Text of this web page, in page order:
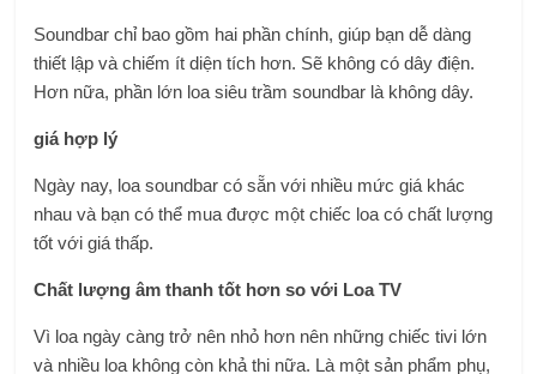
Soundbar chỉ bao gồm hai phần chính, giúp bạn dễ dàng
thiết lập và chiếm ít diện tích hơn. Sẽ không có dây điện.
Hơn nữa, phần lớn loa siêu trầm soundbar là không dây.
giá hợp lý
Ngày nay, loa soundbar có sẵn với nhiều mức giá khác
nhau và bạn có thể mua được một chiếc loa có chất lượng
tốt với giá thấp.
Chất lượng âm thanh tốt hơn so với Loa TV
Vì loa ngày càng trở nên nhỏ hơn nên những chiếc tivi lớn
và nhiều loa không còn khả thi nữa. Là một sản phẩm phụ,